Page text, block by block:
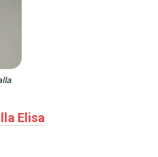
Elisa